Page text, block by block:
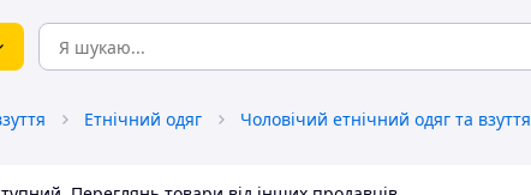
Етнічний одяг Чоловічий етнічний одяг та взуття